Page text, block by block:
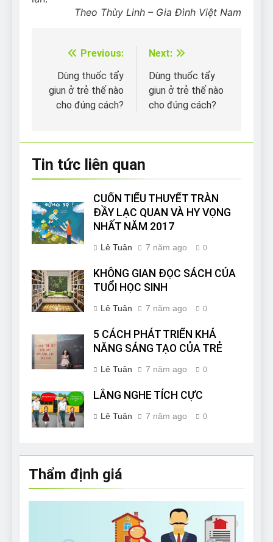
Theo Thùy Linh – Gia Đình Việt Nam
Điều
hướng
bài
Previous:
Dùng thuốc tẩy
giun ở trẻ thế nào
cho đúng cách?
Next:
Dùng thuốc tẩy
giun ở trẻ thế nào
cho đúng cách?
Tin tức liên quan
CUỐN TIỂU THUYẾT TRÀN
ĐẦY LẠC QUAN VÀ HY VỌNG
NHẤT NĂM 2017
Lê Tuân 7 năm ago 0
KHÔNG GIAN ĐỌC SÁCH CỦA
TUỔI HỌC SINH
Lê Tuân 7 năm ago 0
5 CÁCH PHÁT TRIỂN KHẢ
NĂNG SÁNG TẠO CỦA TRẺ
Lê Tuân 7 năm ago 0
LẮNG NGHE TÍCH CỰC
Lê Tuân 7 năm ago 0
Thẩm định giá